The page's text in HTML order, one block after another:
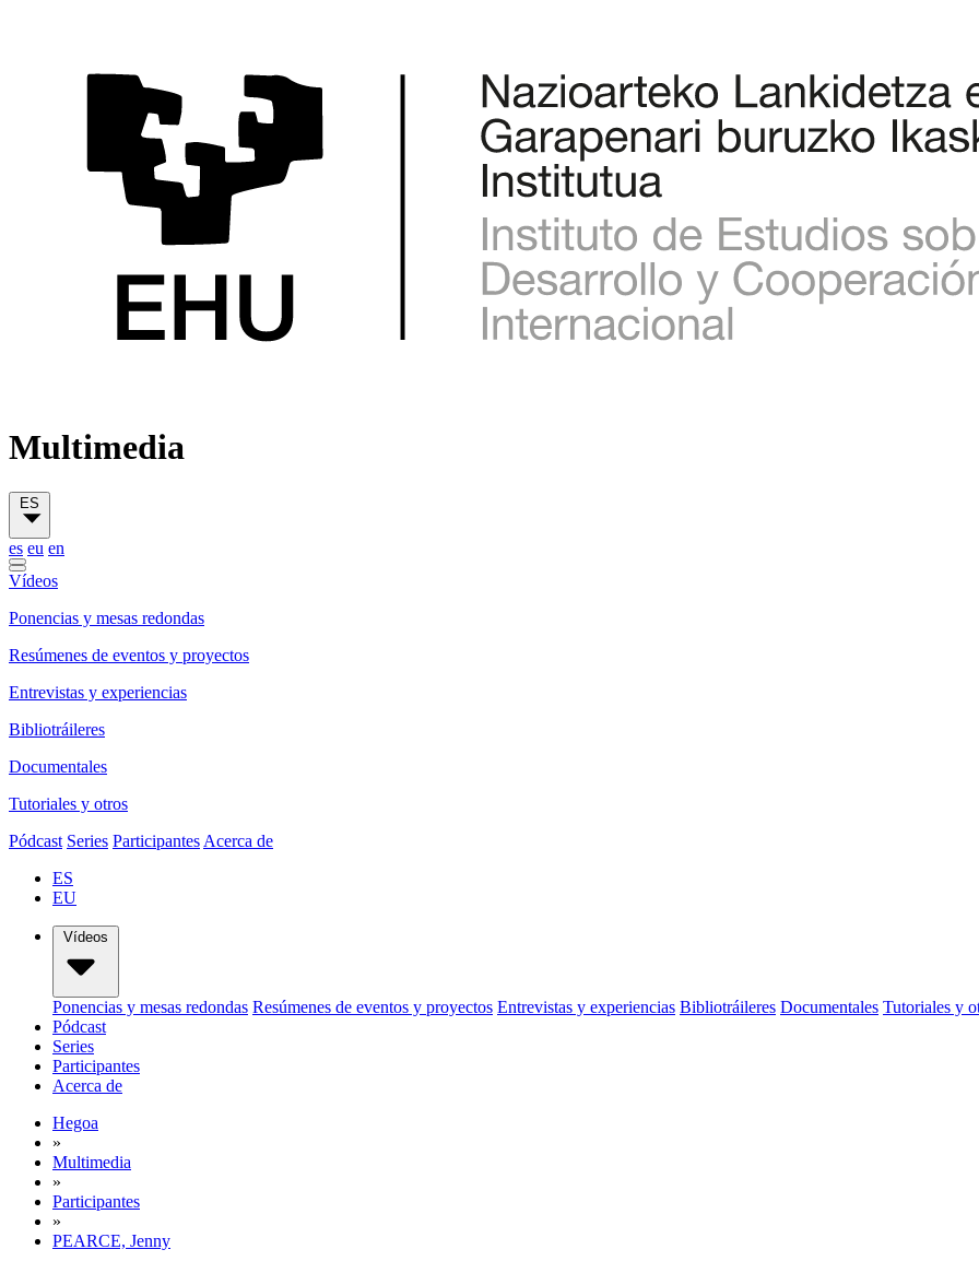
Multimedia
ES
es eu en
Vídeos
Ponencias y mesas redondas
Resúmenes de eventos y proyectos
Entrevistas y experiencias
Bibliotráileres
Documentales
Tutoriales y otros
Pódcast Series Participantes Acerca de
ES
EU
Vídeos
Ponencias y mesas redondas Resúmenes de eventos y proyectos Entrevistas y experiencias Bibliotráileres Documentales Tutoriales y
Pódcast
Series
Participantes
Acerca de
Hegoa
»
Multimedia
»
Participantes
»
PEARCE, Jenny